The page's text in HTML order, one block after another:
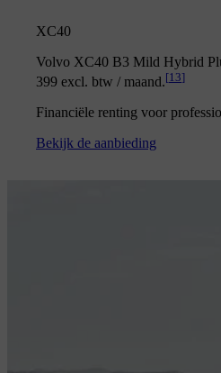
XC40
Volvo XC40 B3 Mild Hybrid
399 excl. btw / maand.[13]
Financiële renting voor
Bekijk de aanbieding